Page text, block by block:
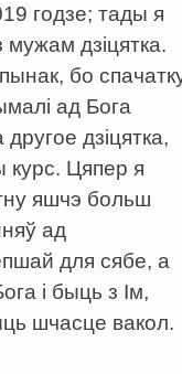
годзе; тады я
дзіцятка.
бо
ад Бога
дзіцятка,
курс. Цяпер я
яшчэ больш
ад
для сябе, а
і быць з Ім,
шчасце вакол.